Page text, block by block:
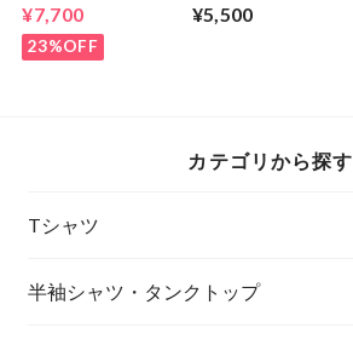
¥7,700
23%OFF
プ
¥5,500
カテゴリから探す
Tシャツ
半袖シャツ・タンクトップ